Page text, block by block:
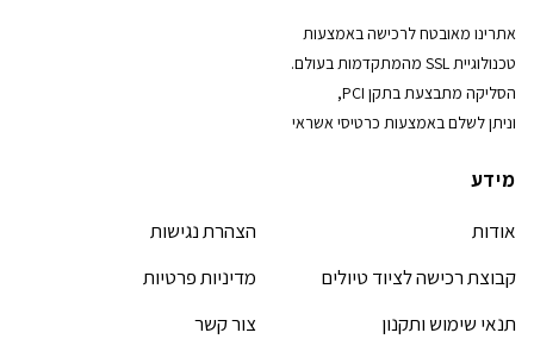
אתרינו מאובטח לרכישה באמצעות
טכנולוגיית SSL מהמתקדמות בעולם.
הסליקה מתבצעת בתקן PCI,
וניתן לשלם באמצעות כרטיסי אשראי
מידע
אודות
קבוצת רכישה לציוד טיולים
תנאי שימוש ותקנון
הצהרת נגישות
מדיניות פרטיות
צור קשר